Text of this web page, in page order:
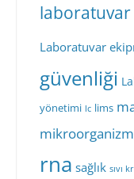
laboratuvar
Laboratuvar
güvenliği
yönetimi lc lims
rna sağlık sıvı